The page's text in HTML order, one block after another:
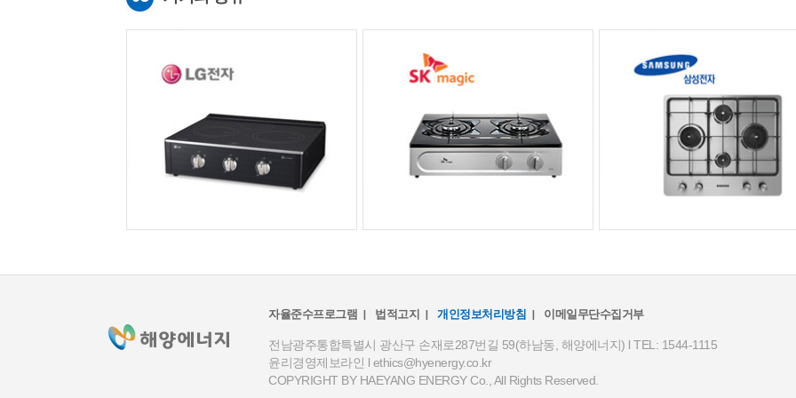
자율준수프로그램 법적고지 개인정보처리방침 이메일무단수집거부
전남광주통합특별시 광산구 손재로287번길 59(하남동, 해양에너지) l TEL: 1544-1115
윤리경영제보라인 l ethics@hyenergy.co.kr
COPYRIGHT BY HAEYANG ENERGY Co., All Rights Reserved.